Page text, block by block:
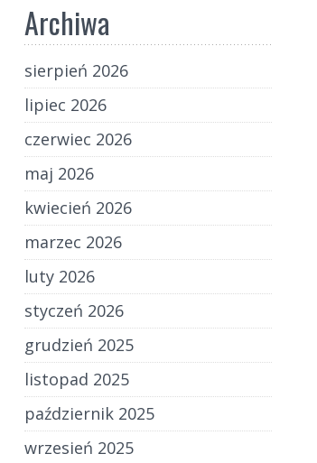
Archiwa
sierpień 2026
lipiec 2026
czerwiec 2026
maj 2026
kwiecień 2026
marzec 2026
luty 2026
styczeń 2026
grudzień 2025
listopad 2025
październik 2025
wrzesień 2025